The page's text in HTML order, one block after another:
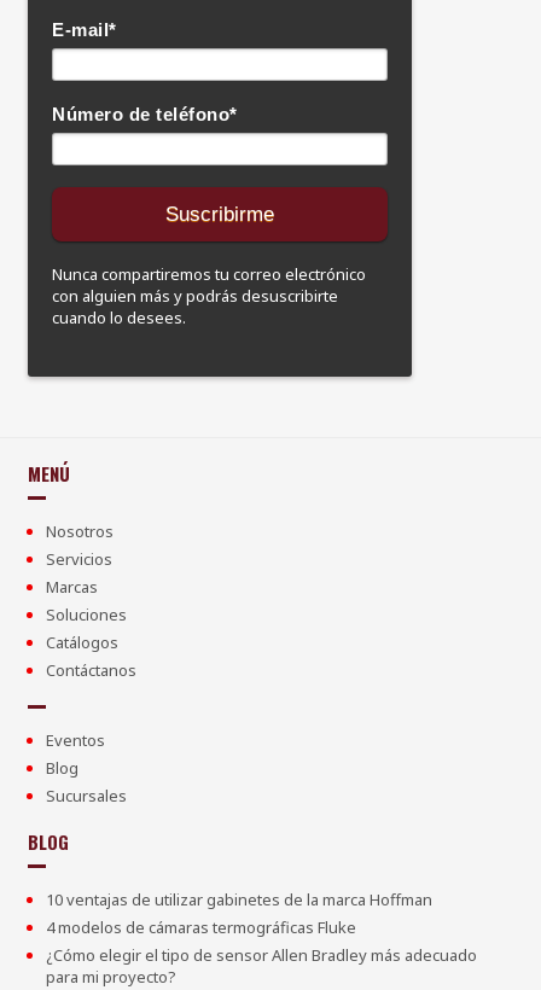
E-mail*
Número de teléfono*
Nunca compartiremos tu correo electrónico
con alguien más y podrás desuscribirte
cuando lo desees.
MENÚ
Nosotros
Servicios
Marcas
Soluciones
Catálogos
Contáctanos
Eventos
Blog
Sucursales
BLOG
10 ventajas de utilizar gabinetes de la marca Hoffman
4 modelos de cámaras termográficas Fluke
¿Cómo elegir el tipo de sensor Allen Bradley más adecuado
para mi proyecto?